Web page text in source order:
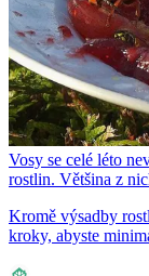
Vosy se celé léto
rostlin. Většina z
Kromě výsadby
kroky, abyste